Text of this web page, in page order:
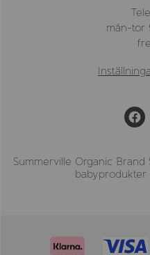
mån-tor
Summerville Organic
babyprodukter